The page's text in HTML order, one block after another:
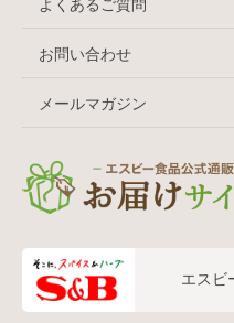
よくあるご質問
お問い合わせ
メールマガジン
エスビ